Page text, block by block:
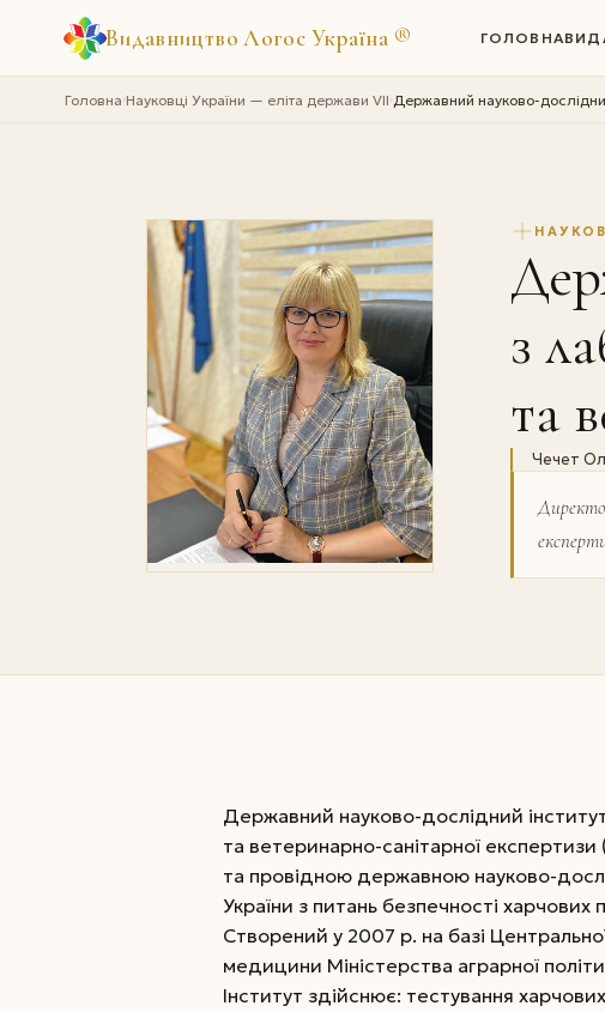
Видавництво Логос Україна ® ГОЛОВНА
Головна›Науковці України — еліта держави VII›Державний науково-
з
та
Чечет
Державний науково-дослідний
та ветеринарно-санітарної
та провідною державною науково-
України з питань безпечності харчових
Створений у 2007 р. на базі
медицини Міністерства аграрної
Інститут здійснює: тестування